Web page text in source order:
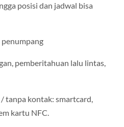
posisi dan jadwal bisa
pemberitahuan lalu lintas,
tanpa kontak: smartcard,
kartu NFC.